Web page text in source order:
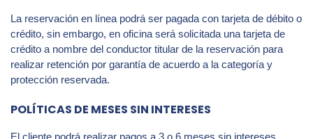
La reservación en línea podrá ser pagada con tarjeta de débito o
crédito, sin embargo, en oficina será solicitada una tarjeta de
crédito a nombre del conductor titular de la reservación para
realizar retención por garantía de acuerdo a la categoría y
protección reservada.
POLÍTICAS DE MESES SIN INTERESES
El cliente podrá realizar pagos a 3 o 6 meses sin intereses,